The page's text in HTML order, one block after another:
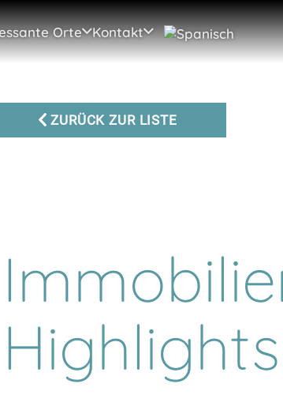
Orte Kontakt
ZURÜCK ZUR LISTE
Highlights